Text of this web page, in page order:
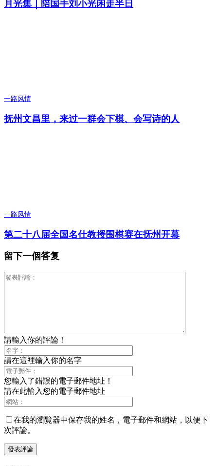
月光集｜陪国手刘小光闲走半日
一路风情
抚州文昌里，来过一群会下棋、会写诗的人
一路风情
第二十八届全国名仕教授围棋赛在抚州开幕
留下一個答复
請輸入你的評論！
請在這裡輸入你的名字
您輸入了錯誤的電子郵件地址！
請在此輸入您的電子郵件地址
在我的瀏覽器中保存我的姓名，電子郵件和網站，以便下
次評論。